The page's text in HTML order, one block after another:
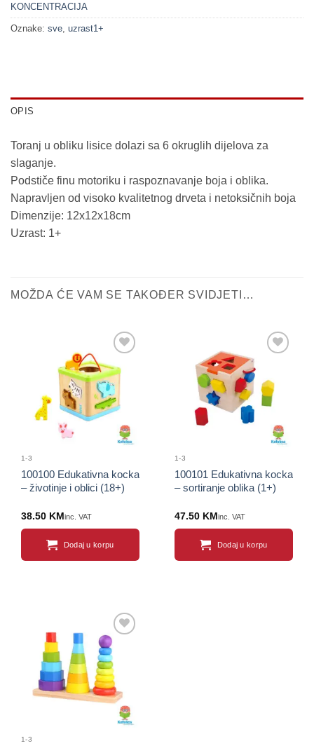
KONCENTRACIJA
Oznake: sve uzrast1+
OPIS
Toranj u obliku lisice dolazi sa 6 okruglih dijelova za
slaganje.
Podstiče finu motoriku i raspoznavanje boja i oblika.
Napravljen od visoko kvalitetnog drveta i netoksičnih boja
Dimenzije: 12x12x18cm
Uzrast: 1+
MOŽDA ĆE VAM SE TAKOĐER SVIDJETI…
Sačuvaj
proizvod
1-3
100100 Edukativna kocka
– životinje i oblici (18+)
38.50 KM inc. VAT
Dodaj u korpu
proizvod
1-3
100101 Edukativna kocka
– sortiranje oblika (1+)
47.50 KM inc. VAT
Dodaj u korpu
Sačuvaj
proizvod
1-3